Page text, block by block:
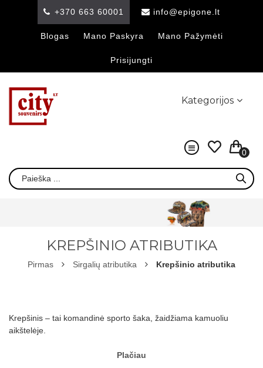
+370 663 60001 info@epigone.lt
Blogas Mano Paskyra Mano Pažymėti
Prisijungti
Kategorijos
0
KREPŠINIO ATRIBUTIKA
Pirmas Sirgalių atributika Krepšinio atributika
Krepšinis – tai komandinė sporto šaka, žaidžiama kamuoliu
aikštelėje.
Plačiau